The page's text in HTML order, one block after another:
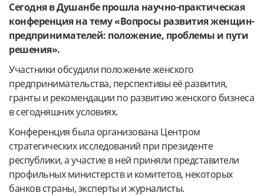
Сегодня в Душанбе прошла научно-практическая
конференция на тему «Вопросы развития женщин-
предпринимателей: положение, проблемы и пути
решения».
Участники обсудили положение женского
предпринимательства, перспективы её развития,
гранты и рекомендации по развитию женского бизнеса
в сегодняшних условиях.
Конференция была организована Центром
стратегических исследований при президенте
республики, а участие в ней приняли представители
профильных министерств и комитетов, некоторых
банков страны, эксперты и журналисты.